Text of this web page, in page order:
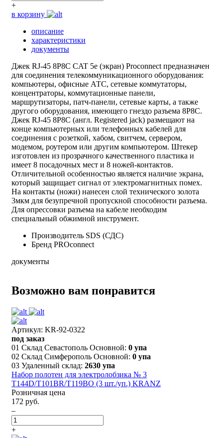
+
в корзину
описание
характеристики
документы
Джек RJ-45 8P8C CAT 5e (экран) Proconnect предназначен
для соединения телекоммуникационного оборудования:
компьютеры, офисные АТС, сетевые коммутаторы,
концентраторы, коммутационные панели,
маршрутизаторы, патч-панели, сетевые карты, а также
другого оборудования, имеющего гнездо разъема 8P8C.
Джек RJ-45 8P8C (англ. Registered jack) размещают на
конце компьютерных или телефонных кабелей для
соединения с розеткой, хабом, свитчем, сервером,
модемом, роутером или другим компьютером. Штекер
изготовлен из прозрачного качественного пластика и
имеет 8 посадочных мест и 8 ножей-контактов.
Отличительной особенностью является наличие экрана,
который защищает сигнал от электромагнитных помех.
На контакты (ножи) нанесен слой технического золота
3мкм для безупречной пропускной способности разъема.
Для опрессовки разъема на кабеле необходим
специальный обжимной инструмент.
Производитель SDS (СДС)
Бренд PROconnect
документы
Возможно вам понравится
Артикул: KR-92-0322
под заказ
01 Склад Севастополь Основной: 0 упа
02 Склад Симферополь Основной: 0 упа
03 Удаленный склад: 2630 упа
Набор полотен для электролобзика № 3
T144D/T101BR/T119BO (3 шт./уп.) KRANZ
Розничная цена
172 руб.
–
+